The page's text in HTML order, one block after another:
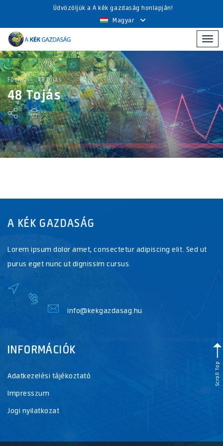
Üdvözöljük a A kék gazdaság honlapján!
Magyar
Főoldal 48 Tojás
48 Tojás
A KÉK GAZDASÁG
Lorem ipsum dolor amet, consectetur adipiscing elit. Sed ut
purus eget nunc ut dignissim cursus.
info@kekgazdasag.hu
INFORMÁCIÓK
Adatkezelési tájékoztató
Impresszum
Jogi nyilatkozat
Scroll Top